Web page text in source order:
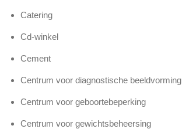
Catering
Cd-winkel
Cement
Centrum voor diagnostische beeldvorming
Centrum voor geboortebeperking
Centrum voor gewichtsbeheersing